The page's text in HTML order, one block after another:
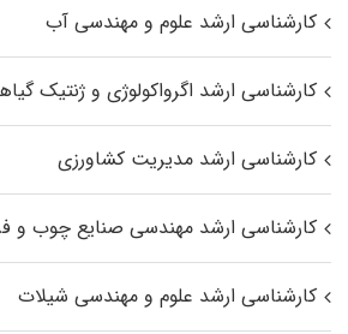
کارشناسی ارشد علوم و مهندسی آب
کارشناسی ارشد اگرواکولوژی و ژنتیک
کارشناسی ارشد مدیریت کشاورزی
کارشناسی ارشد مهندسی صنایع چوب و
کارشناسی ارشد علوم و مهندسی شیلات